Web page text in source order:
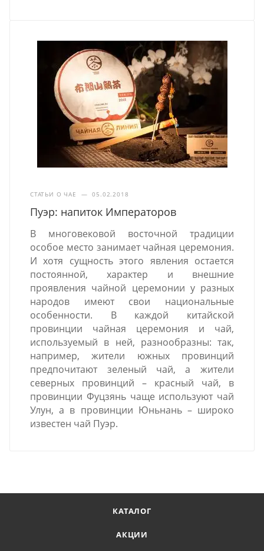
СТАТЬИ О ЧАЕ — 05.02.2018
Пуэр: напиток Императоров
В многовековой восточной традиции
особое место занимает чайная церемония.
И хотя сущность этого явления остается
постоянной, характер и внешние
проявления чайной церемонии у разных
народов имеют свои национальные
особенности. В каждой китайской
провинции чайная церемония и чай,
используемый в ней, разнообразны: так,
например, жители южных провинций
предпочитают зеленый чай, а жители
северных провинций – красный чай, в
провинции Фуцзянь чаще используют чай
Улун, а в провинции Юньнань – широко
известен чай Пуэр.
КАТАЛОГ
АКЦИИ